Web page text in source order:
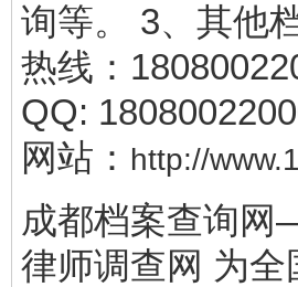
询等。 3、其他
热线：
QQ:
网站： http://
成都档案查询
律师调查网 为